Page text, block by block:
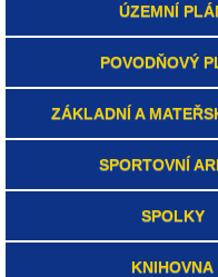
ÚZEMNÍ
POVODŇOVÝ
ZÁKLADNÍ A
SPORTOVNÍ
SPOLKY
KNIHOVNA